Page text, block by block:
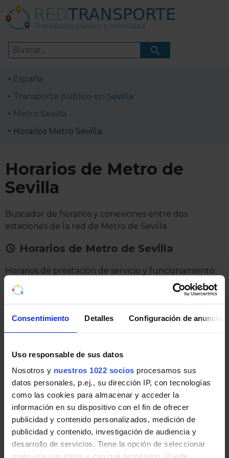
Consentimiento Detalles Configuración de anuncios
Uso responsable de sus datos
Nosotros y nuestros 1022 socios procesamos sus
datos personales, p.ej., su dirección IP, con tecnologías
como las cookies para almacenar y acceder la
información en su dispositivo con el fin de ofrecer
publicidad y contenido personalizados, medición de
publicidad y contenido, investigación de audiencia y
desarrollo de servicios. Tiene la opción de seleccionar
quién usa sus datos y con qué propósitos. Puede
España
Transporte público en Sevilla
Metro Sevilla
Horarios Metro Sevilla
Horarios de Metro de
Sevilla
Buscador de horarios y conexiones entre dos
estaciones de la red de Metro de Sevilla.
Horarios de Metro de Sevilla
Horarios de prestación de servicio y funcionamiento
de Metro de Sevilla en días laborables y festivos, se
indica la hora de salida del primer y último tren de las
de la madrugada.
Lossábadosde 07:30 a 02:00 de la madrugada.
festivos
de 07:30 a 23:00 de la
Durante la Semana Santa, la Feria de Abril y
determinados eventos puntuales o acontecimientos